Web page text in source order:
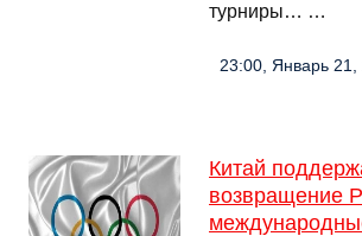
турниры… …
23:00, Январь 21,
Китай
возвращение